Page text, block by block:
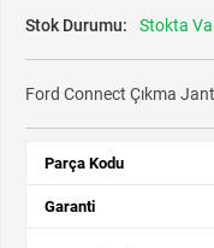
Stok Durumu: Stokta
Ford Connect Çıkma
Parça Kodu
Garanti